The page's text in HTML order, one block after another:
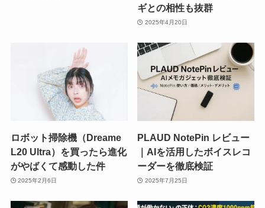
ギとの相性も抜群
2025年4月20日
ロボット掃除機（Dreame
L20 Ultra）を買ったら進化
がやばくて感動した件
2025年2月6日
PLAUD NotePin レビュー
｜AIを活用したボイスレコ
ーダーを徹底検証
2025年7月25日